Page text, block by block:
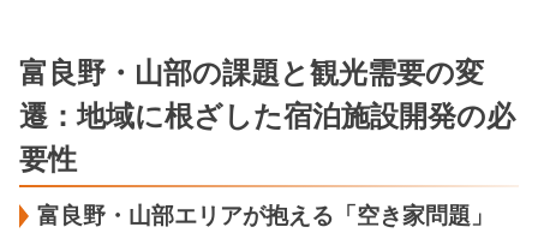
富良野・山部の課題と観光需要の変
遷：地域に根ざした宿泊施設開発の必
要性
富良野・山部エリアが抱える「空き家問題」